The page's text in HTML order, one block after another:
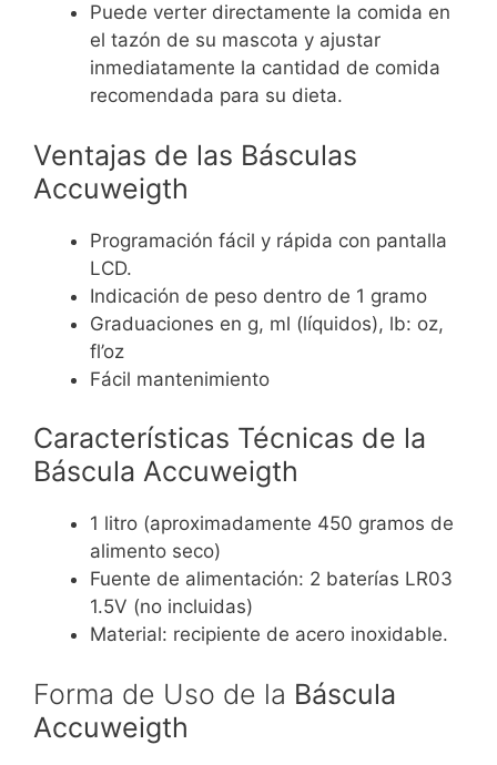
Puede verter directamente la comida en
el tazón de su mascota y ajustar
inmediatamente la cantidad de comida
recomendada para su dieta.
Ventajas de las Básculas
Accuweigth
Programación fácil y rápida con pantalla
LCD.
Indicación de peso dentro de 1 gramo
Graduaciones en g, ml (líquidos), lb: oz,
fl’oz
Fácil mantenimiento
Características Técnicas de la
Báscula Accuweigth
1 litro (aproximadamente 450 gramos de
alimento seco)
Fuente de alimentación: 2 baterías LR03
1.5V (no incluidas)
Material: recipiente de acero inoxidable.
Forma de Uso de la Báscula
Accuweigth